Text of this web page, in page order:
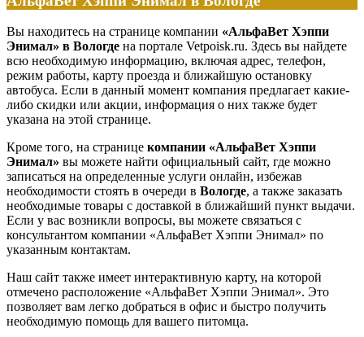
Вы находитесь на странице компании «АльфаВет Хэппи
Энимал» в Вологде на портале Vetpoisk.ru. Здесь вы найдете
всю необходимую информацию, включая адрес, телефон,
режим работы, карту проезда и ближайшую остановку
автобуса. Если в данный момент компания предлагает какие-
либо скидки или акции, информация о них также будет
указана на этой странице.
Кроме того, на странице компании «АльфаВет Хэппи
Энимал» вы можете найти официальный сайт, где можно
записаться на определенные услуги онлайн, избежав
необходимости стоять в очереди в Вологде, а также заказать
необходимые товары с доставкой в ближайший пункт выдачи.
Если у вас возникли вопросы, вы можете связаться с
консультантом компании «АльфаВет Хэппи Энимал» по
указанным контактам.
Наш сайт также имеет интерактивную карту, на которой
отмечено расположение «АльфаВет Хэппи Энимал». Это
позволяет вам легко добраться в офис и быстро получить
необходимую помощь для вашего питомца.